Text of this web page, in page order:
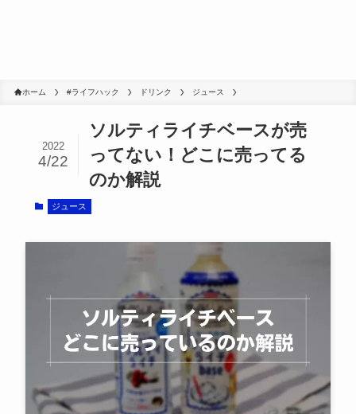
ホーム #ライフハック ドリンク ジュース
ソルティライチベースが売
ってない！どこに売ってる
のか解説
2022
4/22
ジュース